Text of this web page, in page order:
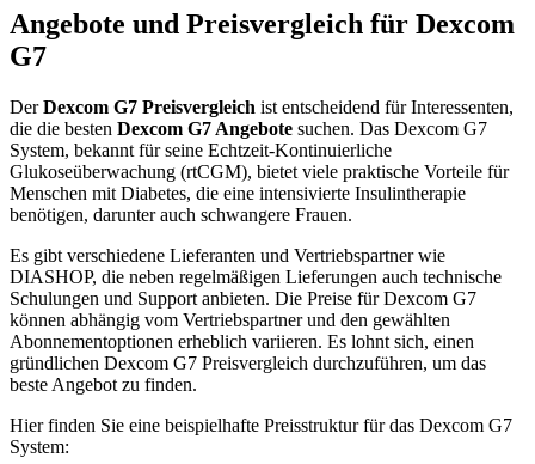
Angebote und Preisvergleich für Dexcom
G7
DerDexcom G7 Preisvergleich ist entscheidend für Interessenten,
die die besten Dexcom G7 Angebote suchen. Das Dexcom G7
System, bekannt für seine Echtzeit-Kontinuierliche
Glukoseüberwachung (rtCGM), bietet viele praktische Vorteile für
Menschen mit Diabetes, die eine intensivierte Insulintherapie
benötigen, darunter auch schwangere Frauen.
Es gibt verschiedene Lieferanten und Vertriebspartner wie
DIASHOP, die neben regelmäßigen Lieferungen auch technische
Schulungen und Support anbieten. Die Preise für Dexcom G7
können abhängig vom Vertriebspartner und den gewählten
Abonnementoptionen erheblich variieren. Es lohnt sich, einen
gründlichen Dexcom G7 Preisvergleich durchzuführen, um das
beste Angebot zu finden.
Hier finden Sie eine beispielhafte Preisstruktur für das Dexcom G7
System: